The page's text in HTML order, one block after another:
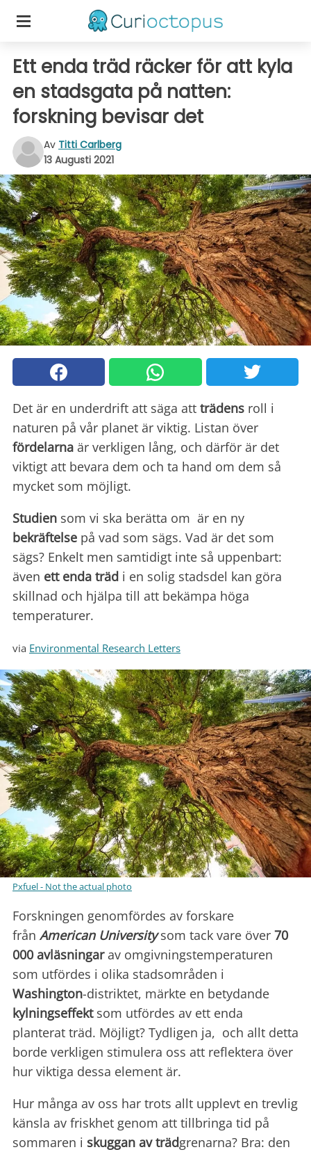
Ett enda träd räcker för att kyla
en stadsgata på natten:
forskning bevisar det
Av Titti Carlberg
13 Augusti 2021
Det är en underdrift att säga att trädens roll i
naturen på vår planet är viktig. Listan över
fördelarna är verkligen lång, och därför är det
viktigt att bevara dem och ta hand om dem så
mycket som möjligt.
Studien som vi ska berätta om är en ny
bekräftelse på vad som sägs. Vad är det som
sägs? Enkelt men samtidigt inte så uppenbart:
även ett enda träd i en solig stadsdel kan göra
skillnad och hjälpa till att bekämpa höga
temperaturer.
via Environmental Research Letters
Pxfuel - Not the actual photo
Forskningen genomfördes av forskare
från American University som tack vare över 70
000 avläsningarav omgivningstemperaturen
som utfördes i olika stadsområden i
Washington-distriktet, märkte en betydande
kylningseffektsom utfördes av ett enda
planterat träd. Möjligt? Tydligen ja, och allt detta
borde verkligen stimulera oss att reflektera över
hur viktiga dessa element är.
Hur många av oss har trots allt upplevt en trevlig
känsla av friskhet genom att tillbringa tid på
sommaren i skuggan av trädgrenarna? Bra: den